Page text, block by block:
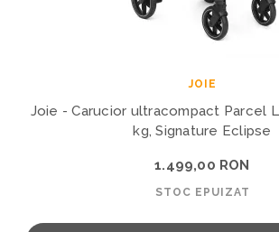
JOIE
Joie - Carucior ultracompact Parcel
kg, Signature Eclipse
1.499,00 RON
STOC EPUIZAT